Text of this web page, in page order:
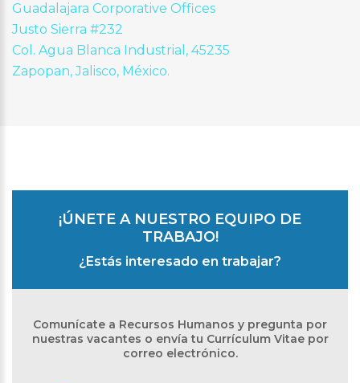
Guadalajara Corporative Offices
Justo Sierra #232
Col. Agua Blanca Industrial, 45235
Zapopan, Jalisco, México.
¡ÚNETE A NUESTRO EQUIPO DE
TRABAJO!
¿Estás interesado en trabajar?
Comunícate a Recursos Humanos y pregunta por
nuestras vacantes o envía tu Currículum Vitae por
correo electrónico.